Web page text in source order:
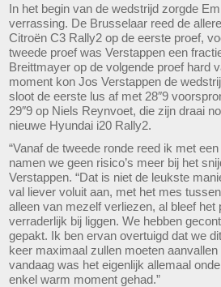
In het begin van de wedstrijd zorgde
verrassing. De Brusselaar reed de
Citroën C3 Rally2 op de eerste proef,
tweede proef was Verstappen een
Breittmayer op de volgende proef hard
moment kon Jos Verstappen de
sloot de eerste lus af met 28″9
29″9 op Niels Reynvoet, die zijn draai
nieuwe Hyundai i20 Rally2.
“Vanaf de tweede ronde reed ik met
namen we geen risico’s meer bij het
Verstappen. “Dat is niet de leukste
val liever voluit aan, met het mes
alleen van mezelf verliezen, al bleef het
verraderlijk bij liggen. We hebben
gepakt. Ik ben ervan overtuigd dat we
keer maximaal zullen moeten
vandaag was het eigenlijk allemaal
enkel warm moment gehad.”